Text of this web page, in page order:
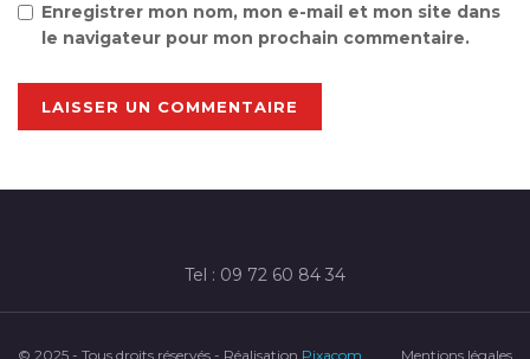
Enregistrer mon nom, mon e-mail et mon site dans
le navigateur pour mon prochain commentaire.
Tel : 09 72 60 84 34
© 2025 - Tous droits réservés - Réalisation Pixacom Mentions légales